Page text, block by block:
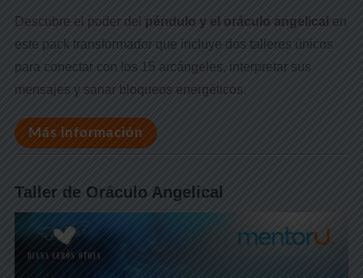
Descubre el poder del péndulo y el oráculo angelical en
este pack transformador que incluye dos talleres únicos
para conectar con los 15 arcángeles, interpretar sus
mensajes y sanar bloqueos energéticos.
Más información
Taller de Oráculo Angelical